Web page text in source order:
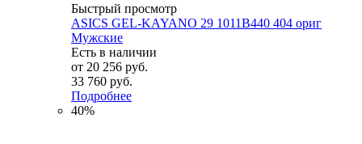
Быстрый просмотр
ASICS GEL-KAYANO 29 1011B440 404 ориг
Мужские
Есть в наличии
от 20 256 руб.
33 760 руб.
Подробнее
40%